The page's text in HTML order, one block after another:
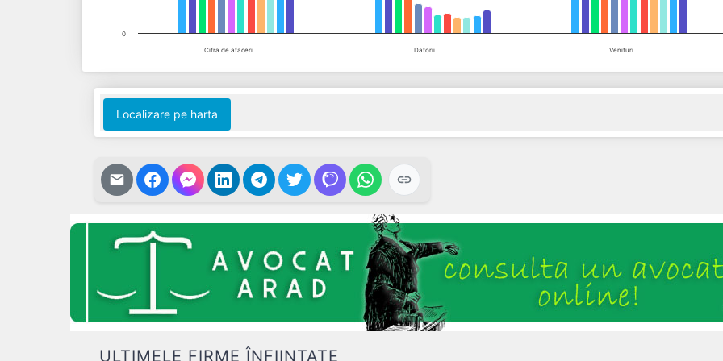
Cifra de afaceri Datorii Venituri
0
End of interactive chart.
Localizare pe harta
ULTIMELE FIRME ÎNFIINȚATE